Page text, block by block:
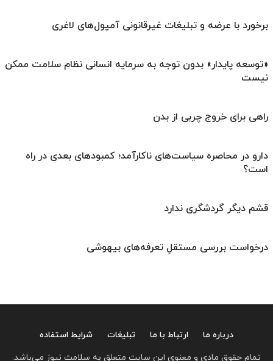
برخورد با عرضه و تبلیغات غیرقانونی آمپول‌های لاغری
«توسعه پایدار» بدون توجه به سرمایه انسانی نظام سلامت ممکن
نیست
راهی برای خروج چربی از بدن
دارو در محاصره سیاست‌های ناکارآمد؛ کمبودهای بعدی در راه
است؟
قشم دیگر گردشگری ندارد
درخواست بررسی مستقلِ تعرفه‌های بیهوشی
درباره ما ارتباط با ما تبلیغات
شرایط استفاده
تمام حقوق مادی و معنوی این سایت متعلق به سلامت نیوز می‌باشد.